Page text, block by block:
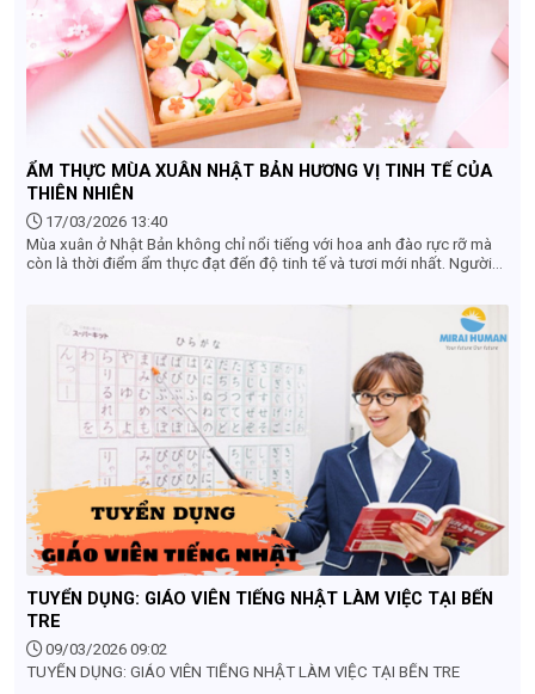
ẨM THỰC MÙA XUÂN NHẬT BẢN HƯƠNG VỊ TINH TẾ CỦA
THIÊN NHIÊN
17/03/2026 13:40
Mùa xuân ở Nhật Bản không chỉ nổi tiếng với hoa anh đào rực rỡ mà
còn là thời điểm ẩm thực đạt đến độ tinh tế và tươi mới nhất. Người
nguyên liệu vào đúng thời điểm ngon nhất trong năm. Vì vậy, ẩm thực
mùa xuân mang đến trải nghiệm nhẹ nhàng, thanh khiết nhưng đầy
chiều sâu.
TUYỂN DỤNG: GIÁO VIÊN TIẾNG NHẬT LÀM VIỆC TẠI BẾN
TRE
09/03/2026 09:02
TUYỂN DỤNG: GIÁO VIÊN TIẾNG NHẬT LÀM VIỆC TẠI BẾN TRE